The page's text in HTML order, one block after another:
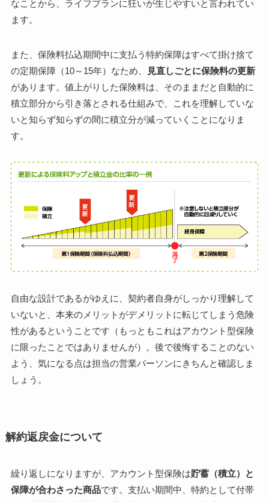
なことから、ライフプランに狂いが生じやすいと言われてい
ます。
また、保険料払込期間中に支払う特約保障はすべて掛け捨て
の定期保障（10～15年）なため、
見直しごとに保険料の更新
があります。値上がりした保険料は、そのままだと自動的に
積立部分から引き落とされる仕組みで、これを理解していな
いと知らず知らずの間に積立分が減っていくことになりま
す。
自由な設計であるがゆえに、契約者自身がしっかり理解して
いないと、本来のメリットがデメリットに転じてしまう危険
性があるということです（もっともこれはアカウント型保険
に限ったことではありませんが）。後で後悔することのない
よう、気になる点は担当の営業パーソンにきちんと確認しま
しょう。
解約返戻金について
繰り返しになりますが、アカウント型保険は貯蓄（積立）と
保障が合わさった商品です。支払い期間中、特約として付帯